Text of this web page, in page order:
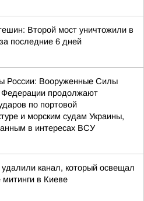
Второй мост уничтожили в
последние 6 дней
России: Вооруженные Силы
Федерации продолжают
по портовой
и морским судам Украины,
в интересах ВСУ
канал, который освещал
митинги в Киеве